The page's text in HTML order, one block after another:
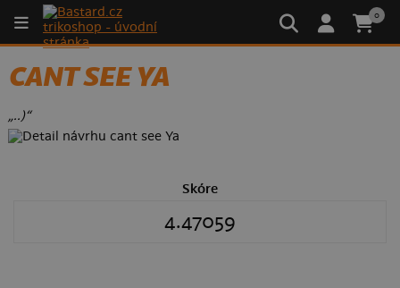
0
CANT SEE YA
„..)“
Skóre
4.47059